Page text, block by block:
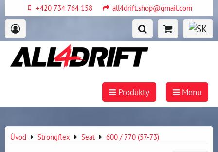
+420 734 764 158 all4drift.shop@gmail.com
Produkty Menu
Úvod Strongflex Seat 600 / 770 (57-73)